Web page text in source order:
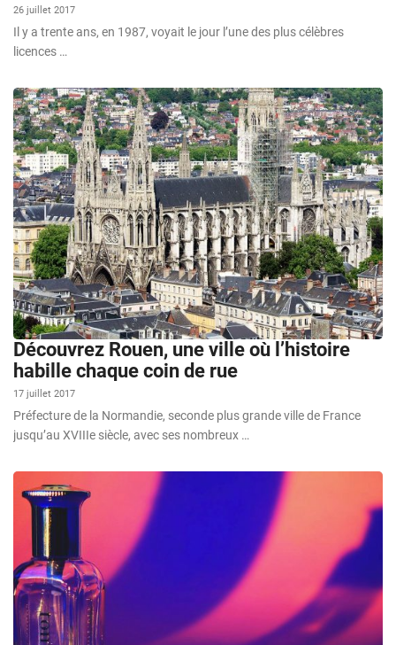
26 juillet 2017
Il y a trente ans, en 1987, voyait le jour l’une des plus célèbres
licences …
Découvrez Rouen, une ville où l’histoire
habille chaque coin de rue
17 juillet 2017
Préfecture de la Normandie, seconde plus grande ville de France
jusqu’au XVIIIe siècle, avec ses nombreux …